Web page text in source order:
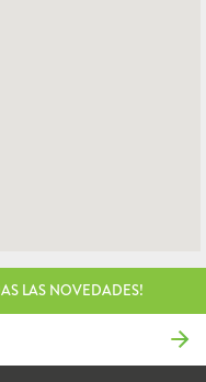
LAS NOVEDADES!